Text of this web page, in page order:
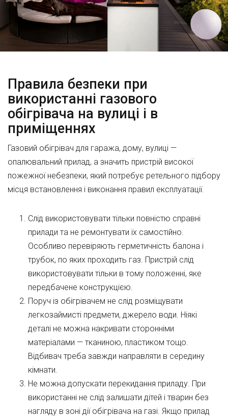
Правила безпеки при
використанні газового
обігрівача на вулиці і в
приміщеннях
Газовий обігрівач для гаража, дому, вулиці —
опалювальний прилад, а значить пристрій високої
пожежної небезпеки, який потребує ретельного підбору
місця встановлення і виконання правил експлуатації.
Слід використовувати тільки повністю справні
прилади та не ремонтувати їх самостійно.
Особливо перевіряють герметичність балона і
трубок, по яких проходить газ. Пристрій слід
використовувати тільки в тому положенні, яке
передбачене конструкцією.
Поруч із обігрівачем не слід розміщувати
легкозаймисті предмети, джерело води. Ніякі
деталі не можна накривати сторонніми
матеріалами — тканиною, пластиком тощо.
Відбивач треба завжди направляти в середину
кімнати.
Не можна допускати перекидання приладу. При
використанні не слід залишати дітей і тварин без
нагляду в зоні дії обігрівача на газі. Якщо прилад